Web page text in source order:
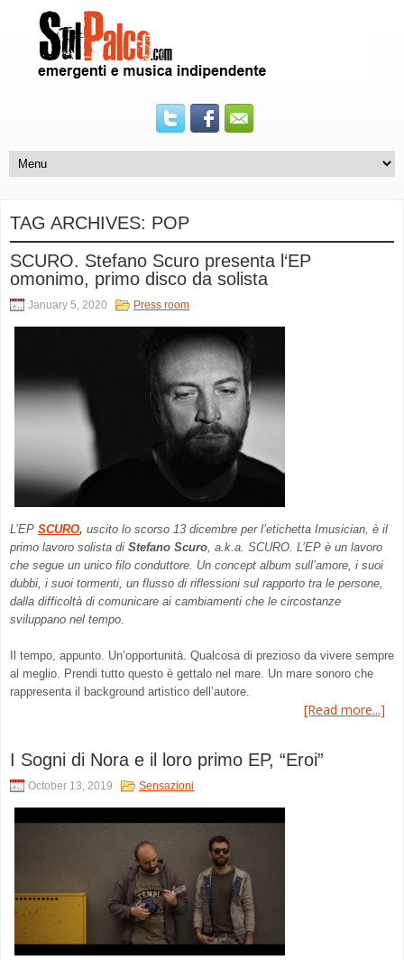
TAG ARCHIVES: POP
SCURO. Stefano Scuro presenta l‘EP
omonimo, primo disco da solista
January 5, 2020 Press room
L’EP SCURO, uscito lo scorso 13 dicembre per l’etichetta Imusician, è il
primo lavoro solista di Stefano Scuro , a.k.a. SCURO. L’EP è un lavoro
che segue un unico filo conduttore. Un concept album sull’amore, i suoi
dubbi, i suoi tormenti, un flusso di riflessioni sul rapporto tra le persone,
dalla difficoltà di comunicare ai cambiamenti che le circostanze
sviluppano nel tempo.
Il tempo, appunto. Un’opportunità. Qualcosa di prezioso da vivere sempre
al meglio. Prendi tutto questo è gettalo nel mare. Un mare sonoro che
rappresenta il background artistico dell’autore.
[Read more...]
I Sogni di Nora e il loro primo EP, “Eroi”
October 13, 2019 Sensazioni